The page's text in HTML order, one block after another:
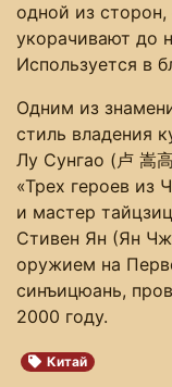
одной из сторон,
укорачивают до
Используется в
Одним из
стиль владения
Лу Сунгао (卢 嵩
«Трех героев из
и мастер
Стивен Ян (Ян
оружием на
синъицюань,
2000 году.
Китай